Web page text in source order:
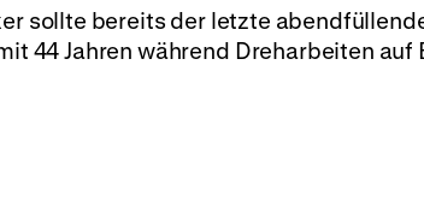
sollte bereits der letzte
44 Jahren während Dreharbeiten auf